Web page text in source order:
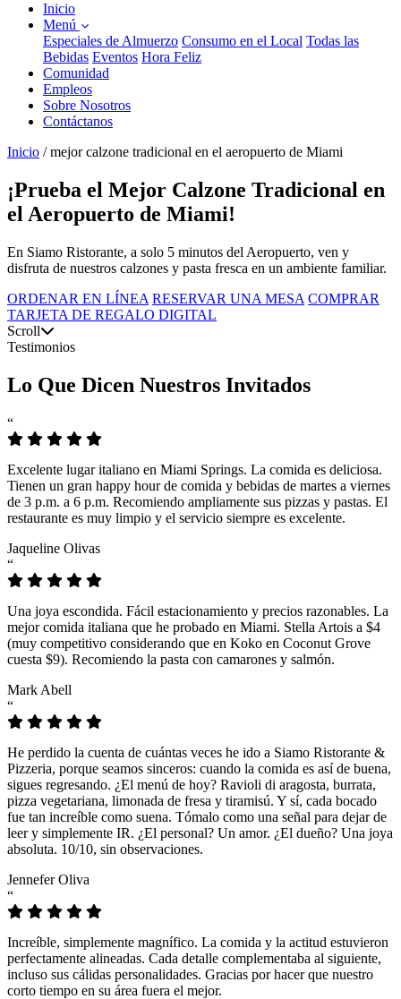
Inicio
Menú
Especiales de Almuerzo Consumo en el Local Todas las
Bebidas Eventos Hora Feliz
Comunidad
Empleos
Sobre Nosotros
Contáctanos
Inicio / mejor calzone tradicional en el aeropuerto de Miami
¡Prueba el Mejor Calzone Tradicional en
el Aeropuerto de Miami!
En Siamo Ristorante, a solo 5 minutos del Aeropuerto, ven y
disfruta de nuestros calzones y pasta fresca en un ambiente familiar.
ORDENAR EN LÍNEA RESERVAR UNA MESA COMPRAR
TARJETA DE REGALO DIGITAL
Scroll
Testimonios
Lo Que Dicen Nuestros Invitados
“
Excelente lugar italiano en Miami Springs. La comida es deliciosa.
Tienen un gran happy hour de comida y bebidas de martes a viernes
de 3 p.m. a 6 p.m. Recomiendo ampliamente sus pizzas y pastas. El
restaurante es muy limpio y el servicio siempre es excelente.
Jaqueline Olivas
“
Una joya escondida. Fácil estacionamiento y precios razonables. La
mejor comida italiana que he probado en Miami. Stella Artois a $4
(muy competitivo considerando que en Koko en Coconut Grove
cuesta $9). Recomiendo la pasta con camarones y salmón.
Mark Abell
“
He perdido la cuenta de cuántas veces he ido a Siamo Ristorante &
Pizzeria, porque seamos sinceros: cuando la comida es así de buena,
sigues regresando. ¿El menú de hoy? Ravioli di aragosta, burrata,
pizza vegetariana, limonada de fresa y tiramisú. Y sí, cada bocado
fue tan increíble como suena. Tómalo como una señal para dejar de
leer y simplemente IR. ¿El personal? Un amor. ¿El dueño? Una joya
absoluta. 10/10, sin observaciones.
Jennefer Oliva
“
Increíble, simplemente magnífico. La comida y la actitud estuvieron
perfectamente alineadas. Cada detalle complementaba al siguiente,
incluso sus cálidas personalidades. Gracias por hacer que nuestro
corto tiempo en su área fuera el mejor.